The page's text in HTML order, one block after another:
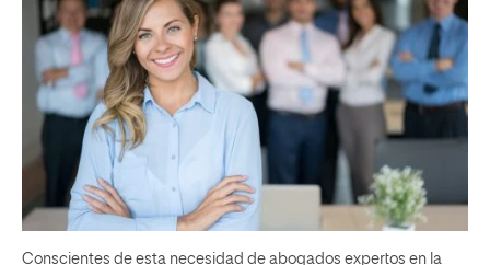
Conscientes de esta necesidad de abogados expertos en la